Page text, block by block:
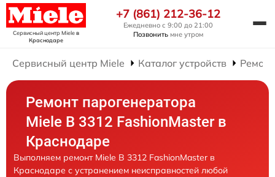
Сервисный центр Mieleв
Краснодаре
+7 (861) 212-36-12
Ежедневно с 9:00 до 21:00
Позвонить мне утром
Сервисный центр Miele Каталог устройств
Ремонт парогенератора
Miele B 3312 FashionMaster в
Краснодаре
Выполняем ремонт Miele B 3312 FashionMaster в
Краснодаре с устранением неисправностей любой